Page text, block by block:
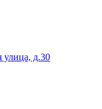
улица, д.30